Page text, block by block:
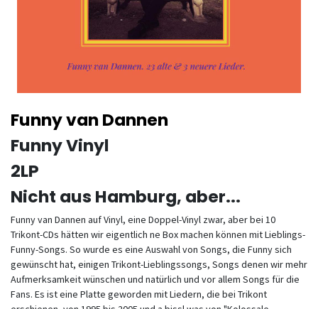
Funny van Dannen
Funny Vinyl
2LP
Nicht aus Hamburg, aber...
Funny van Dannen auf Vinyl, eine Doppel-Vinyl zwar, aber bei 10
Trikont-CDs hätten wir eigentlich ne Box machen können mit Lieblings-
Funny-Songs. So wurde es eine Auswahl von Songs, die Funny sich
gewünscht hat, einigen Trikont-Lieblingssongs, Songs denen wir mehr
Aufmerksamkeit wünschen und natürlich und vor allem Songs für die
Fans. Es ist eine Platte geworden mit Liedern, die bei Trikont